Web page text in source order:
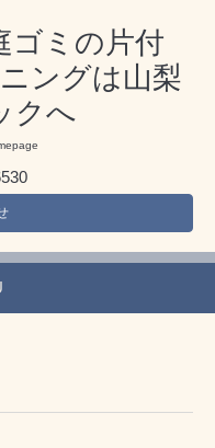
ゴミの片付
ングは山梨
クへ